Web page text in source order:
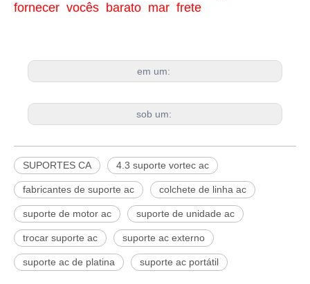
fornecer vocês barato mar frete
em um:
sob um:
SUPORTES CA 4.3 suporte vortec ac
fabricantes de suporte ac colchete de linha ac
suporte de motor ac suporte de unidade ac
trocar suporte ac suporte ac externo
suporte ac de platina suporte ac portátil